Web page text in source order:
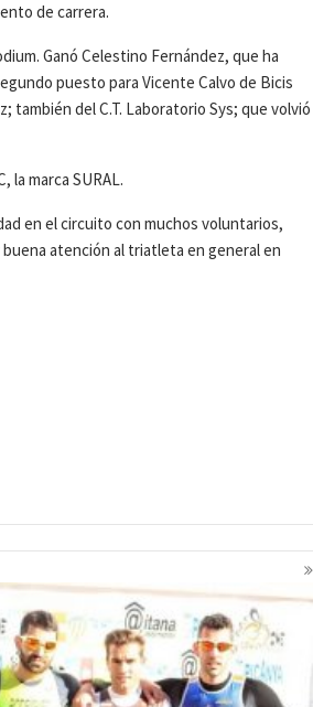
de carrera.
Ganó Celestino Fernández, que ha
puesto para Vicente Calvo de Bicis
también del C.T. Laboratorio Sys; que volvió
la marca SURAL.
en el circuito con muchos voluntarios,
atención al triatleta en general en